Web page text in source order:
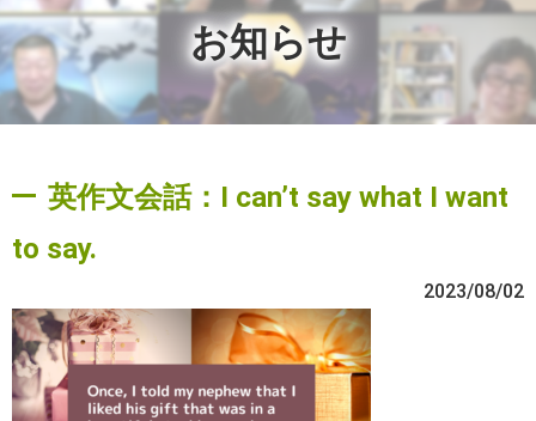
お知らせ
英作文会話：I can’t say what I want
to say.
2023/08/02